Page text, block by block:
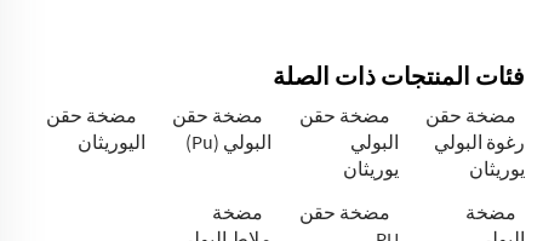
فئات المنتجات ذات الصلة
مضخة حقن
رغوة البولي
يوريثان
مضخة حقن
البولي
يوريثان
مضخة حقن
البولي (Pu)
مضخة حقن
اليوريثان
مضخة
مضخة حقن
مضخة